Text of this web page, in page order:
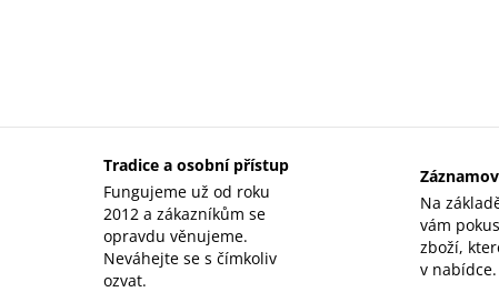
Tradice a osobní přístup
Fungujeme už od roku
2012 a zákazníkům se
opravdu věnujeme.
Neváhejte se s čímkoliv
ozvat.
Na
vám
zboží,
v nabídce.